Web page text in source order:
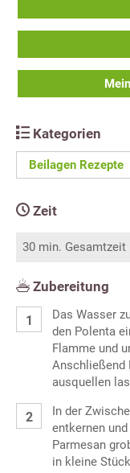
Kategorien
Beilagen Rezepte
Zeit
30 min. Gesamtzeit
Zubereitung
Das Wasser
den Polenta
Flamme und
Anschließend
ausquellen
In der
entkernen
Parmesan
in kleine